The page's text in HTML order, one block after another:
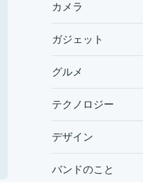
カメラ
ガジェット
グルメ
テクノロジー
デザイン
バンドのこと